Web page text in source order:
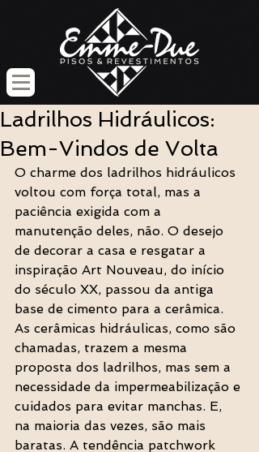
Ladrilhos Hidráulicos:
Bem-Vindos de Volta
O charme dos ladrilhos hidráulicos
voltou com força total, mas a
paciência exigida com a
manutenção deles, não. O desejo
de decorar a casa e resgatar a
inspiração Art Nouveau, do início
do século XX, passou da antiga
base de cimento para a cerâmica.
As cerâmicas hidráulicas, como são
chamadas, trazem a mesma
proposta dos ladrilhos, mas sem a
necessidade da impermeabilização e
cuidados para evitar manchas. E,
na maioria das vezes, são mais
baratas. A tendência patchwork